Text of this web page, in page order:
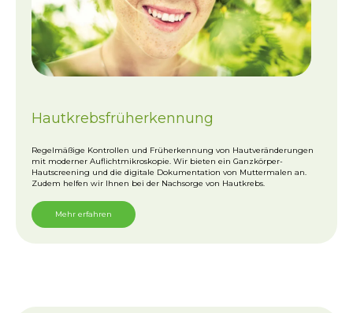
Hautkrebsfrüherkennung
Regelmäßige Kontrollen und Früherkennung von Hautveränderungen
mit moderner Auflichtmikroskopie. Wir bieten ein Ganzkörper-
Hautscreening und die digitale Dokumentation von Muttermalen an.
Zudem helfen wir Ihnen bei der Nachsorge von Hautkrebs.
Mehr erfahren